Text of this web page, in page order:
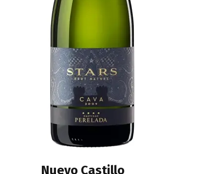
Nuevo Castillo